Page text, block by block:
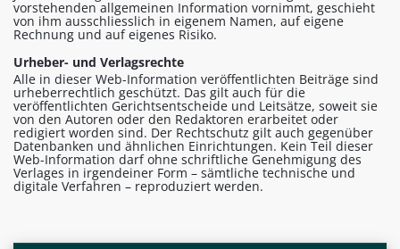
vorstehenden allgemeinen Information vornimmt, geschieht
von ihm ausschliesslich in eigenem Namen, auf eigene
Rechnung und auf eigenes Risiko.
Urheber- und Verlagsrechte
Alle in dieser Web-Information veröffentlichten Beiträge sind
urheberrechtlich geschützt. Das gilt auch für die
veröffentlichten Gerichtsentscheide und Leitsätze, soweit sie
von den Autoren oder den Redaktoren erarbeitet oder
redigiert worden sind. Der Rechtschutz gilt auch gegenüber
Datenbanken und ähnlichen Einrichtungen. Kein Teil dieser
Web-Information darf ohne schriftliche Genehmigung des
Verlages in irgendeiner Form – sämtliche technische und
digitale Verfahren – reproduziert werden.